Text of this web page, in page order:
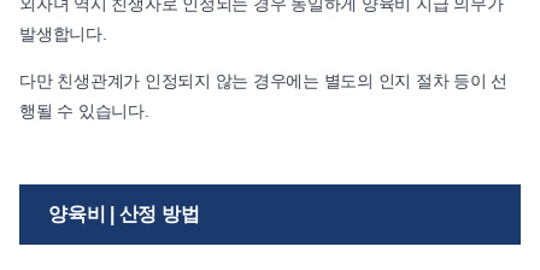
발생합니다.
다만 친생관계가 인정되지 않는 경우에는 별도의 인지 절차 등이 선
행될 수 있습니다.
양육비 | 산정 방법